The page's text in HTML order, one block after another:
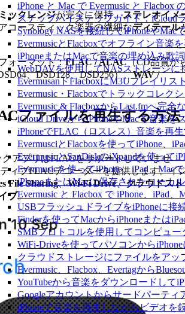
iPhone と Mac で Evermusic と
ステップバイステップガイド：iCloud
Synology NASを接続してiPhoneやMac
EvermusicとFlacboxでオフライン音楽
iPhoneまたはMacで音楽の埋め込み歌
WebDAVを使用してNASストレージに
EvermusanドFlacboxにM3Uプレイリ
Evermusic・Flacboxでトラックコレク
Evermusic & FlacboxからLast.fmへ完
iCloud DriveからiPhoneやMacで音楽を
iPhoneでFLAC（ロスレス）音楽を再
EvermusciとFlacboxを使ってiPhone、
EvermusicとSanDiskのiXpandを使っ
Evermusicを使ってiPhone、iPad、Mac
iPhoneまたはMacに保存されたローカ
Evermusic と Flacbox で iPhone、iPad
USBフラッシュドライブをiPhoneに
Finderを使ってMacからiPhoneまたは
SMBプロトコルを使用してコンピュ
WiFi-Driveを使ってパソコンから
クラウドストレージにファイルをアッ
Evermusic、Flacbox、Evertagから
YouTubeから音楽をダウンロードして
Googleアカウントからサードパーティ
iPhoneで音楽を再生しながらビデオを
ックレンジが完全に保持、ステレオイメ
コースティック楽器の繊細なディテール
ォーマット：FLAC / ALAC（CD品質か
、DSD128、DSD256）、WAV /
ファイルを再生する方法
アプリはFLACをサポートしていませ
ィブFLACデコーダーを提供します。イ
File Sharing、Wi-Fi Drive、クラウドスト
ブ。